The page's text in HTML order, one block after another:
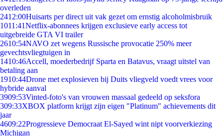
overleden
2412:00Huisarts per direct uit vak gezet om ernstig alcoholmisbruik
1011:41Netflix-abonnees krijgen exclusieve early access tot
uitgebreide GTA VI trailer
2610:54NAVO zet wegens Russische provocatie 250% meer
gevechtsvliegtuigen in
1410:46Accell, moederbedrijf Sparta en Batavus, vraagt uitstel van
betaling aan
1910:44Drone met explosieven bij Duits vliegveld voedt vrees voor
hybride aanval
3909:53Vinted-foto's van vrouwen massaal gedeeld op seksfora
309:33XBOX platform krijgt zijn eigen "Platinum" achievements dit
jaar
4609:22Progressieve Democraat El-Sayed wint nipt voorverkiezing
Michigan